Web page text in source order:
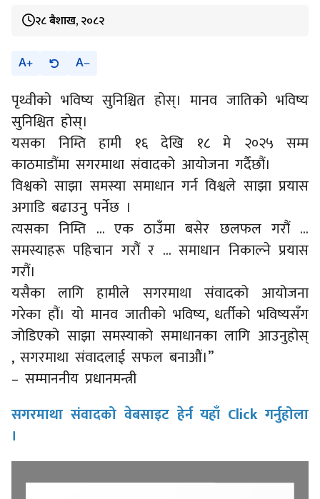
२८ बैशाख, २०८२
A A
पृथ्वीको भविष्य सुनिश्चित होस्। मानव जातिको भविष्य
सुनिश्चित होस्।
यसका निम्ति हामी १६ देखि १८ मे २०२५ सम्म
काठमाडौंमा सगरमाथा संवादको आयोजना गर्दैछौं।
विश्वको साझा समस्या समाधान गर्न विश्वले साझा प्रयास
अगाडि बढाउनु पर्नेछ ।
त्यसका निम्ति … एक ठाउँमा बसेर छलफल गरौं …
समस्याहरू पहिचान गरौं र … समाधान निकाल्ने प्रयास
गरौं।
यसैका लागि हामीले सगरमाथा संवादको आयोजना
गरेका हौं। यो मानव जातीको भविष्य, धर्तीको भविष्यसँग
जोडिएको साझा समस्याको समाधानका लागि आउनुहोस्
, सगरमाथा संवादलाई सफल बनाऔं।”
– सम्माननीय प्रधानमन्त्री
सगरमाथा संवादको वेबसाइट हेर्न यहाँ Click गर्नुहोला
।